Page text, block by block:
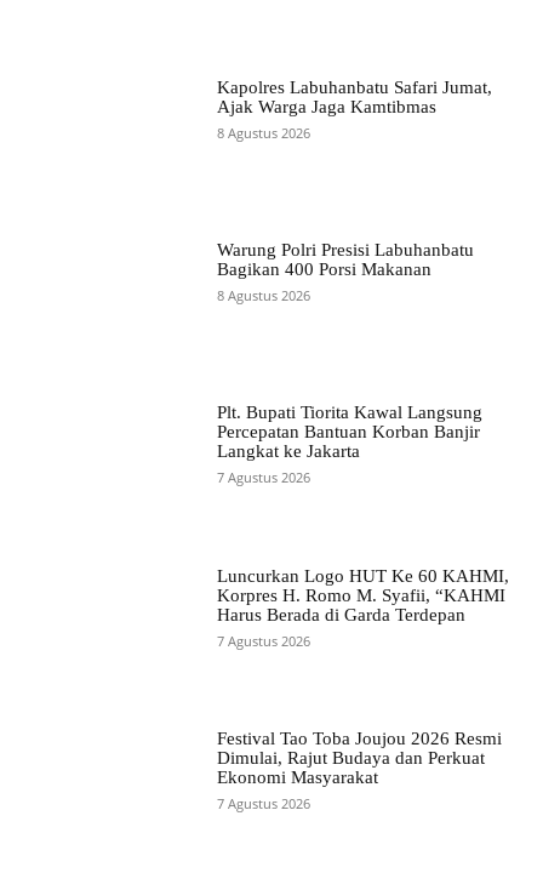
Kapolres Labuhanbatu Safari Jumat,
Ajak Warga Jaga Kamtibmas
8 Agustus 2026
Warung Polri Presisi Labuhanbatu
Bagikan 400 Porsi Makanan
8 Agustus 2026
Plt. Bupati Tiorita Kawal Langsung
Percepatan Bantuan Korban Banjir
Langkat ke Jakarta
7 Agustus 2026
Luncurkan Logo HUT Ke 60 KAHMI,
Korpres H. Romo M. Syafii, “KAHMI
Harus Berada di Garda Terdepan
7 Agustus 2026
Festival Tao Toba Joujou 2026 Resmi
Dimulai, Rajut Budaya dan Perkuat
Ekonomi Masyarakat
7 Agustus 2026